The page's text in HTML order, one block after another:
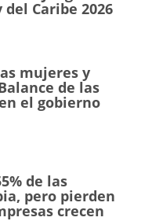
Caribe 2026
mujeres y
de las
el gobierno
de las
pero pierden
crecen